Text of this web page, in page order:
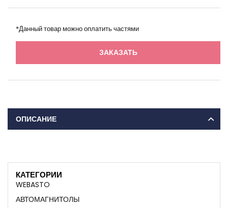
*Данный товар можно оплатить частями
ЗАКАЗАТЬ
ОПИСАНИЕ
КАТЕГОРИИ
WEBASTO
АВТОМАГНИТОЛЫ